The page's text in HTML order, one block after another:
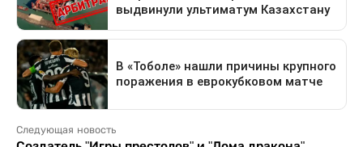
Следующая новость